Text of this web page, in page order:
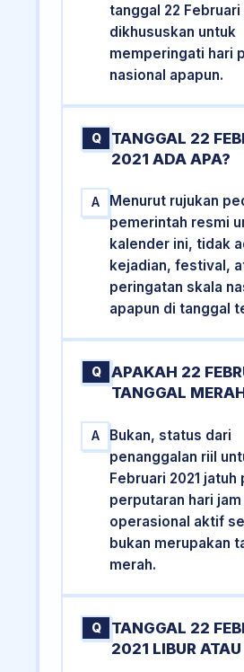
tanggal 22 Februari
dikhususkan untuk
memperingati hari
nasional apapun.
Q
TANGGAL 22
2021 ADA APA?
A
Menurut rujukan
pemerintah resmi
kalender ini, tidak
kejadian, festival,
peringatan skala
apapun di tanggal
Q
APAKAH 22
TANGGAL
A
Bukan, status dari
penanggalan riil
Februari 2021 jatuh
perputaran hari
operasional aktif
bukan merupakan
merah.
Q
TANGGAL 22
2021 LIBUR